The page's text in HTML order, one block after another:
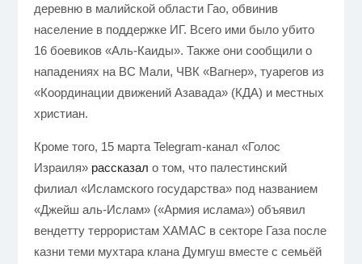
деревню в малийской области Гао, обвинив
население в поддержке ИГ. Всего ими было убито
16 боевиков «Аль-Каиды». Также они сообщили о
нападениях на ВС Мали, ЧВК «Вагнер», туарегов из
«Координации движений Азавада» (КДА) и местных
христиан.
Кроме того, 15 марта Telegram-канал «Голос
Израиля» рассказал о том, что палестинский
филиал «Исламского государства» под названием
«Джейш аль-Ислам» («Армия ислама») объявил
вендетту террористам ХАМАС в секторе Газа после
казни теми мухтара клана Думгуш вместе с семьёй